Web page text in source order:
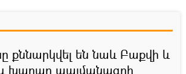
քննարկվել են նաև Բաքվի և
խաղաղ պայմանագրի